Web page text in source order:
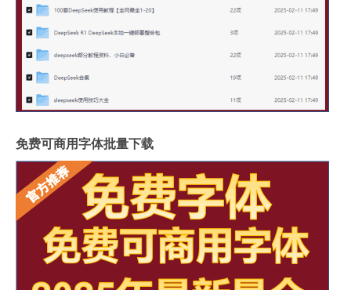
免费可商用字体批量下载